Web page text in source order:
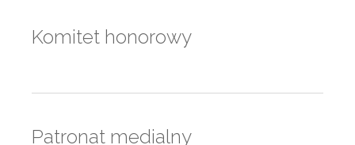
Komitet honorowy
Patronat medialny